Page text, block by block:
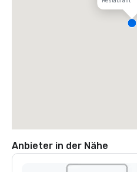
Anbieter in der Nähe